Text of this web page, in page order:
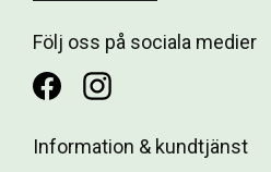
Följ oss på sociala medier
Information & kundtjänst